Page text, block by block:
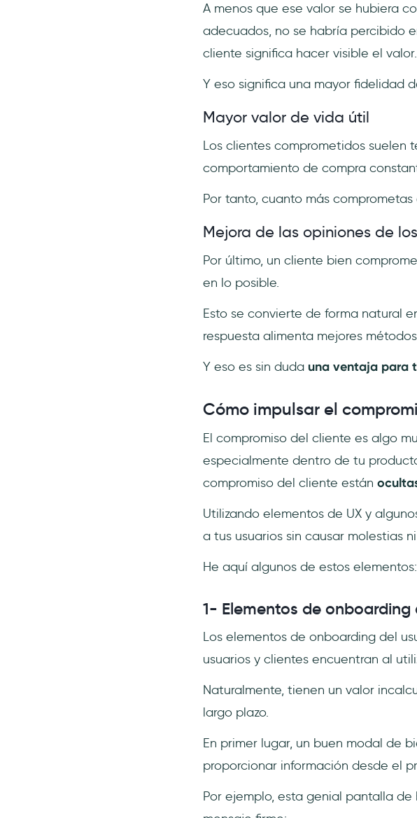
A menos que ese valor se hubiera
adecuados, no se habría percibido
cliente significa hacer visible el valor.
Y eso significa una mayor fidelidad
Mayor valor de vida útil
Los clientes comprometidos suelen
comportamiento de compra
Por tanto, cuanto más comprometas
Mejora de las opiniones de
Por último, un cliente bien
en lo posible.
Esto se convierte de forma natural
respuesta alimenta mejores
Y eso es sin duda una ventaja para
Cómo impulsar el
El compromiso del cliente es algo
especialmente dentro de tu
compromiso del cliente están
Utilizando elementos de UX y
a tus usuarios sin causar molestias
He aquí algunos de estos elementos:
1- Elementos de onboarding
Los elementos de onboarding del
usuarios y clientes encuentran al
Naturalmente, tienen un valor
largo plazo.
En primer lugar, un buen modal de
proporcionar información desde el
Por ejemplo, esta genial pantalla